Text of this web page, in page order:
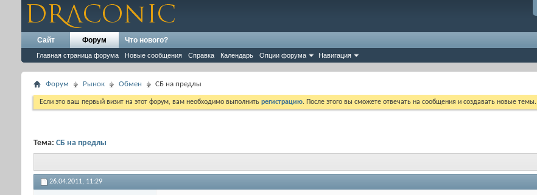
Сайт Форум
Главная страница форума Новые сообщения Справка Календарь Опции форума Навигация
Что нового?
Форум Рынок Обмен СБ на предлы
Если это ваш первый визит на этот форум, вам необходимо выполнить регистрацию. После этого вы сможете отвечать на сообщения и создавать новые темы.
Тема: СБ на предлы
26.04.2011, 11:29